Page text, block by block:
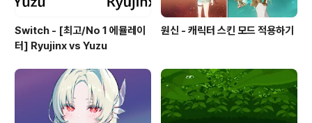
Switch - [최고/No 1 에뮬레이
터] Ryujinx vs Yuzu
원신 - 캐릭터 스킨 모드 적용하기